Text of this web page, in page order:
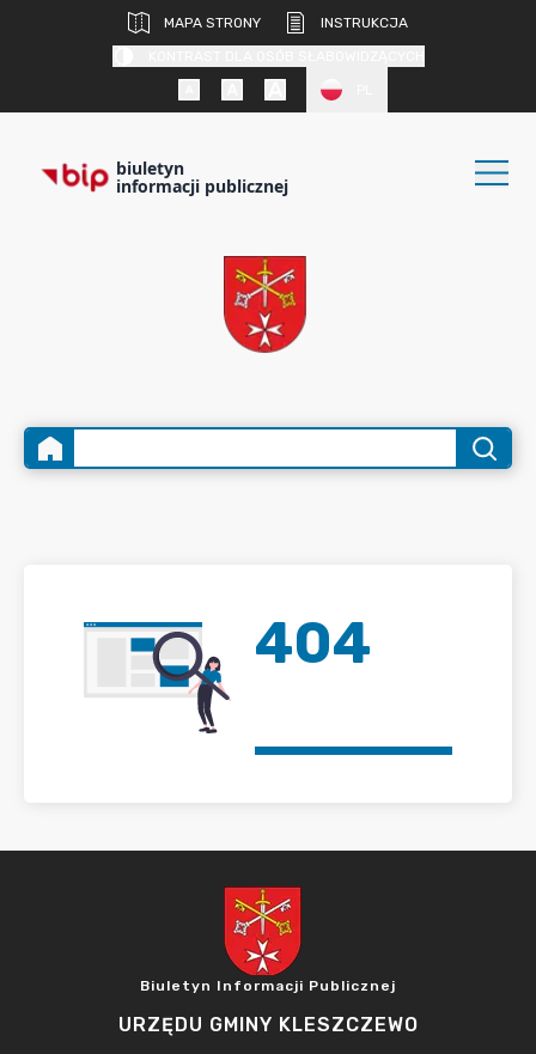
MAPA STRONY
INSTRUKCJA
biuletyn
informacji publicznej
404
Biuletyn Informacji Publicznej
URZĘDU GMINY KLESZCZEWO